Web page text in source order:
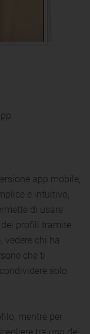
app mobile,
e intuitivo,
di usare
profili tramite
vedere chi ha
che ti
solo
mentre per